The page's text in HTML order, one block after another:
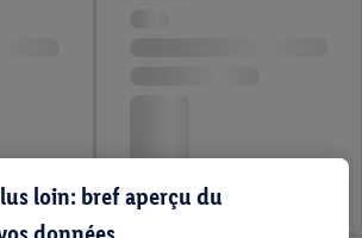
loin: bref aperçu du